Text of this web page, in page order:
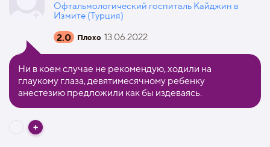
Офтальмологический госпиталь Кайджин в
Измите (Турция)
2.0 Плохо 13.06.2022
Ни в коем случае не рекомендую, ходили на
глаукому глаза, девятимесячному ребенку
анестезию предложили как бы издеваясь.